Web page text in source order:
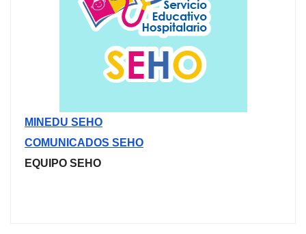
MINEDU SEHO
COMUNICADOS SEHO
EQUIPO SEHO